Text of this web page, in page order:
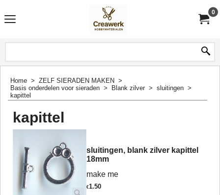
0
Home > ZELF SIERADEN MAKEN >
Basis onderdelen voor sieraden > Blank zilver > sluitingen >
kapittel
kapittel
sluitingen, blank zilver kapittel
18mm
make me
€1.50